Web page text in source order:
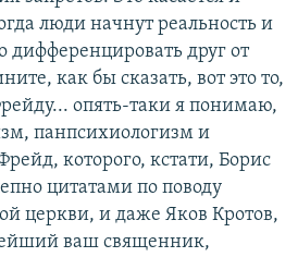
люди начнут реальность и
дифференцировать друг от
как бы сказать, вот это то,
опять-таки я понимаю,
панпсихиологизм и
которого, кстати, Борис
цитатами по поводу
церкви, и даже Яков Кротов,
ваш священник,